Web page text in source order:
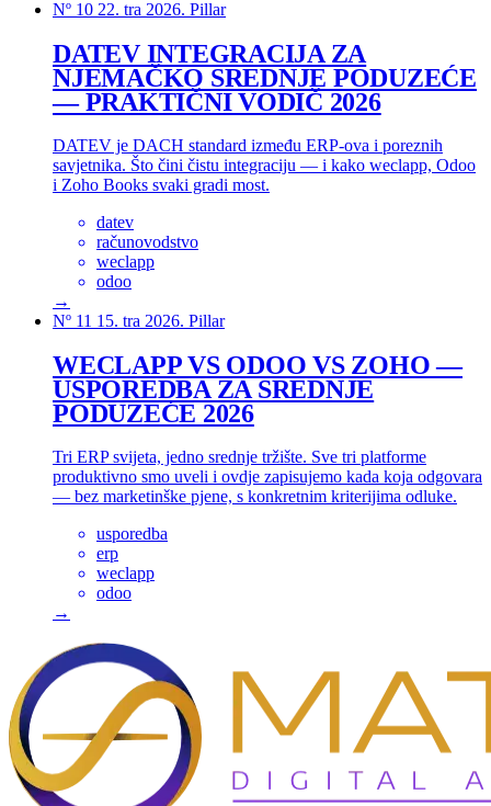
Nº 10 22. tra 2026. Pillar
DATEV INTEGRACIJA ZA
NJEMAČKO SREDNJE PODUZEĆE
— PRAKTIČNI VODIČ 2026
DATEV je DACH standard između ERP-ova i poreznih
savjetnika. Što čini čistu integraciju — i kako weclapp, Odoo
i Zoho Books svaki gradi most.
datev
računovodstvo
weclapp
odoo
→
Nº 11 15. tra 2026. Pillar
WECLAPP VS ODOO VS ZOHO —
USPOREDBA ZA SREDNJE
PODUZEĆE 2026
Tri ERP svijeta, jedno srednje tržište. Sve tri platforme
produktivno smo uveli i ovdje zapisujemo kada koja odgovara
— bez marketinške pjene, s konkretnim kriterijima odluke.
usporedba
erp
weclapp
odoo
→